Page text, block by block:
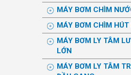
MÁY BƠM CHÌM
MÁY BƠM CHÌM HÚT
MÁY BƠM LY TÂM
LỚN
MÁY BƠM LY TÂM